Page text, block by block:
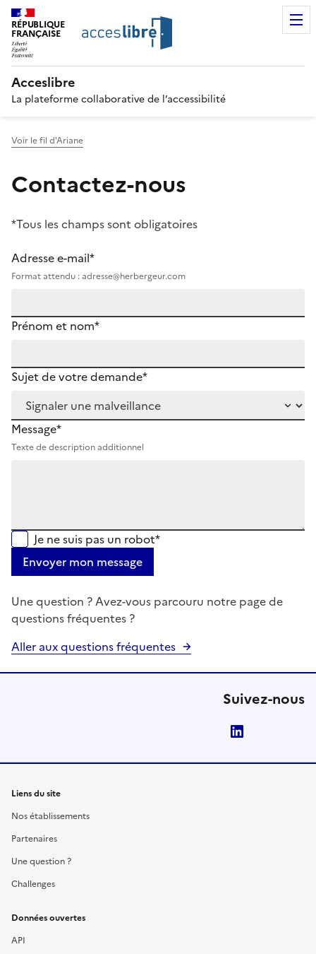
RÉPUBLIQUE
FRANÇAISE
Acceslibre
La plateforme collaborative de l’accessibilité
Voir le fil d'Ariane
Contactez-nous
*Tous les champs sont obligatoires
Adresse e-mail*
Format attendu : adresse@herbergeur.com
Prénom et nom*
Sujet de votre demande*
Message*
Texte de description additionnel
Je ne suis pas un robot*
Envoyer mon message
Une question ? Avez-vous parcouru notre page de
questions fréquentes ?
Aller aux questions fréquentes
Suivez-nous
Liens du site
Nos établissements
Partenaires
Une question ?
Challenges
Données ouvertes
API